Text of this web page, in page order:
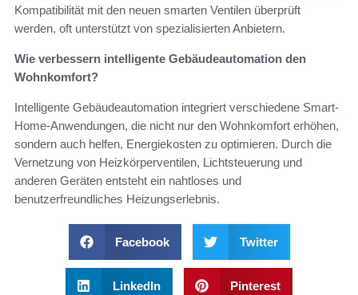
Kompatibilität mit den neuen smarten Ventilen überprüft
werden, oft unterstützt von spezialisierten Anbietern.
Wie verbessern intelligente Gebäudeautomation den
Wohnkomfort?
Intelligente Gebäudeautomation integriert verschiedene Smart-
Home-Anwendungen, die nicht nur den Wohnkomfort erhöhen,
sondern auch helfen, Energiekosten zu optimieren. Durch die
Vernetzung von Heizkörperventilen, Lichtsteuerung und
anderen Geräten entsteht ein nahtloses und
benutzerfreundliches Heizungserlebnis.
Facebook Twitter
LinkedIn Pinterest